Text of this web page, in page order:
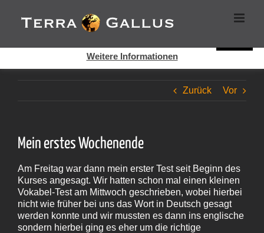
Inhalt
springen
Zurück Vor
Mein erstes Wochenende
Am Freitag war dann mein erster Test seit Beginn des
Kurses angesagt. Wir hatten schon mal einen kleinen
Vokabel-Test am Mittwoch geschrieben, wobei hierbei
nicht wie früher bei uns das Wort in Deutsch gesagt
werden konnte und wir mussten es dann ins englische
sondern hierbei ging es eher um die richtige
Cookies helfen auf auf dieser Seite bei der Bereitstellung der
Dienste. Durch die Nutzung dieser Webseite erklären Sie sich
Weitere Informationen